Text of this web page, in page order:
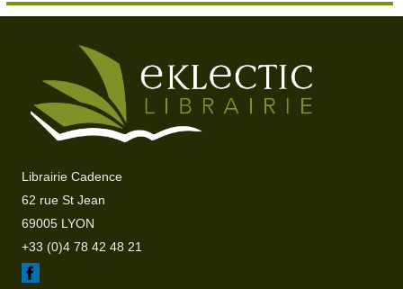
Librairie Cadence
62 rue St Jean
69005 LYON
+33 (0)4 78 42 48 21